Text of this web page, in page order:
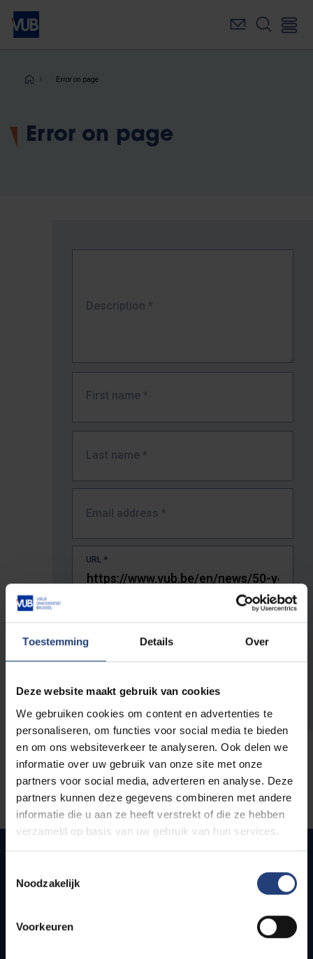
Toestemming Details Over
Deze website maakt gebruik van cookies
We gebruiken cookies om content en advertenties te
personaliseren, om functies voor social media te bieden
en om ons websiteverkeer te analyseren. Ook delen we
informatie over uw gebruik van onze site met onze
partners voor social media, adverteren en analyse. Deze
partners kunnen deze gegevens combineren met andere
informatie die u aan ze heeft verstrekt of die ze hebben
verzameld op basis van uw gebruik van hun services.
Noodzakelijk
Voorkeuren
Skip
main
Breadcrumb
Error on page
Error on page
Description *
First name *
Last name *
Email address *
URL *
The full URL of the page where you encountered the error.
Quick links